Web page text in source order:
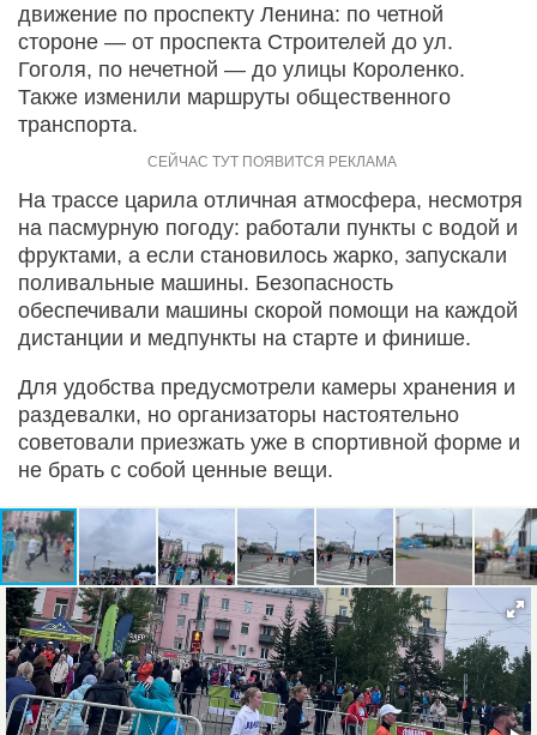
движение по проспекту Ленина: по четной
стороне — от проспекта Строителей до ул.
Гоголя, по нечетной — до улицы Короленко.
Также изменили маршруты общественного
транспорта.
На трассе царила отличная атмосфера, несмотря
на пасмурную погоду: работали пункты с водой и
фруктами, а если становилось жарко, запускали
поливальные машины. Безопасность
обеспечивали машины скорой помощи на каждой
дистанции и медпункты на старте и финише.
Для удобства предусмотрели камеры хранения и
раздевалки, но организаторы настоятельно
советовали приезжать уже в спортивной форме и
не брать с собой ценные вещи.